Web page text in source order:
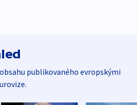
publikovaného evropskými